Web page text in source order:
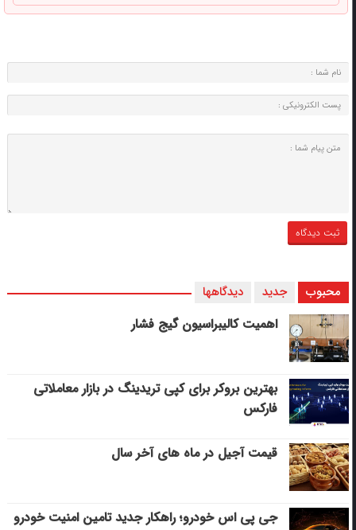
محبوب جدید دیدگاهها
اهمیت کالیبراسیون گیج فشار
بهترین بروکر برای کپی‌ تریدینگ در بازار معاملاتی
فارکس
قیمت آجیل در ماه های آخر سال
جی پی اس خودرو؛ راهکار جدید تامین امنیت خودرو